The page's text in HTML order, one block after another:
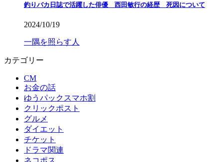
釣りバカ日誌で活躍した俳優 西田敏行の経歴 死因について
2024/10/19
一隅を照らす人
カテゴリー
CM
お金の話
ゆうパックスマホ割
クリックポスト
グルメ
ダイエット
チケット
ドラマ関連
ネコポス